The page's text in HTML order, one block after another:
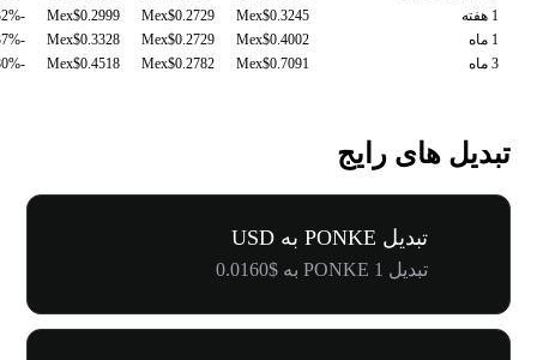
1 هفته
Mex$0.3245
Mex$0.2729
Mex$0.2999
-14.32%
1 ماه
Mex$0.4002
Mex$0.2729
Mex$0.3328
-25.37%
3 ماه
Mex$0.7091
Mex$0.2782
Mex$0.4518
-56.80%
تبدیل های رایج
تبدیل PONKE به USD
تبدیل 1 PONKE به $0.0160